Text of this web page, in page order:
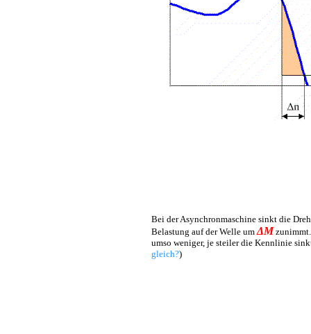
Bei der Asynchronmaschine sinkt die
Belastung auf der Welle um ΔM
umso weniger, je steiler die Kennlinie
gleich?)